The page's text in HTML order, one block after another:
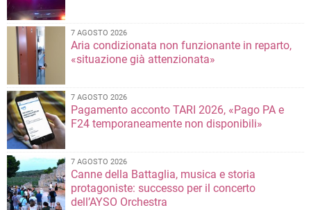
7 AGOSTO 2026
Aria condizionata non funzionante in reparto,
«situazione già attenzionata»
7 AGOSTO 2026
Pagamento acconto TARI 2026, «Pago PA e
F24 temporaneamente non disponibili»
7 AGOSTO 2026
Canne della Battaglia, musica e storia
protagoniste: successo per il concerto
dell’AYSO Orchestra